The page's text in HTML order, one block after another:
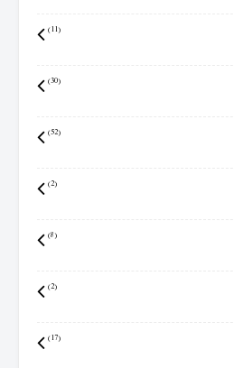
(11)
(30)
(52)
(2)
(8)
(2)
(17)